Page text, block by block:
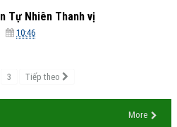
Tự Nhiên Thanh vị
10:46
3 Tiếp theo
More